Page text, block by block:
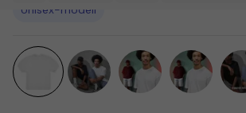
Unisex-modell